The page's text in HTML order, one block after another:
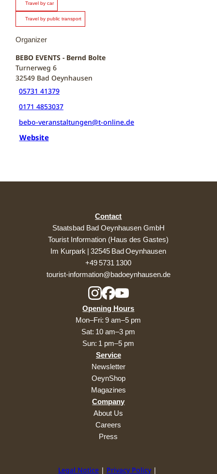
Travel by car
Travel by public transport
Organizer
BEBO EVENTS - Bernd Bolte
Turnerweg 6
32549 Bad Oeynhausen
05731 41379
0171 4853037
bebo-veranstaltungen@t-online.de
Website
Contact
Staatsbad Bad Oeynhausen GmbH
Tourist Information (Haus des Gastes)
Im Kurpark | 32545 Bad Oeynhausen
+49 5731 1300
tourist-information@badoeynhausen.de
Opening Hours
Mon–Fri: 9 am–5 pm
Sat: 10 am–3 pm
Sun: 1 pm–5 pm
Service
Newsletter
OeynShop
Magazines
Company
About Us
Careers
Press
Legal Notice Privacy Policy